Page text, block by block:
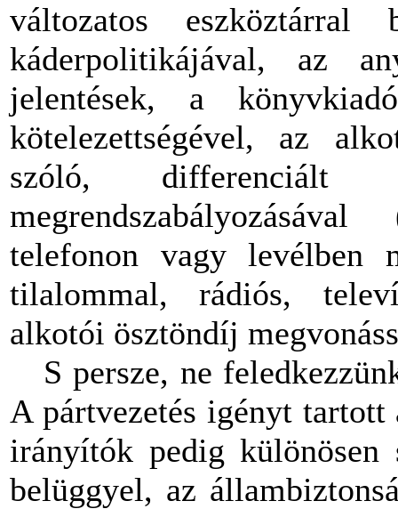
változatos eszköztárral
káderpolitikájával, az
jelentések, a
kötelezettségével, az
szóló, differenciált
telefonon vagy levélben
tilalommal, rádiós,
alkotói ösztöndíj
S persze, ne
A pártvezetés igényt tartott
irányítók pedig
belüggyel, az